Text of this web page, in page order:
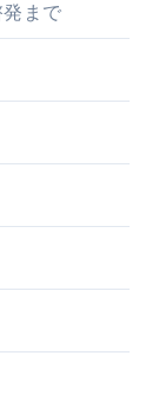
まで